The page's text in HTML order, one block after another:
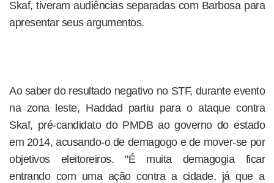
Skaf, tiveram audiências separadas com Barbosa para
apresentar seus argumentos.
Ao saber do resultado negativo no STF, durante evento
na zona leste, Haddad partiu para o ataque contra
Skaf, pré-candidato do PMDB ao governo do estado
em 2014, acusando-o de demagogo e de mover-se por
objetivos eleitoreiros. "É muita demagogia ficar
entrando com uma ação contra a cidade, já que a